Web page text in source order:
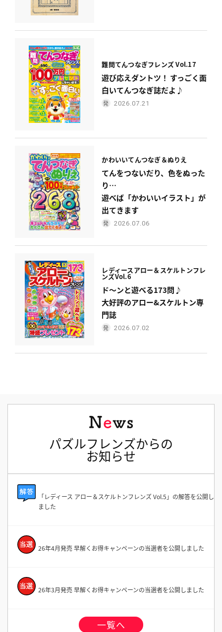
難問てんつなぎフレンズ Vol.17
遊び応えダントツ！ すっごく面
白いてんつなぎ誌だよ♪
2026.07.21
かわいいてんつなぎ＆ぬりえ
てんをつないだり、色をぬった
り…
遊べば「かわいいイラスト」が
出てきます
2026.07.06
レディースアロー＆スケルトンフレ
ンズVol.6
ド〜ンと遊べる173問♪
大好評のアロー&スケルトン専
門誌
2026.07.02
パズルフレンズからの
お知らせ
「レディース アロー＆スケルトンフレンズ Vol.5」の解答を公開し
ました
26年4月発売 早解くお得キャンペーンの当選者を公開しました
26年3月発売 早解くお得キャンペーンの当選者を公開しました
一覧へ